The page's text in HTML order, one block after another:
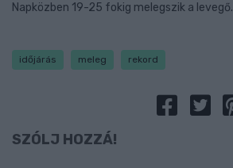
Napközben 19-25 fokig melegszik a levegő.
időjárás meleg rekord
SZÓLJ HOZZÁ!